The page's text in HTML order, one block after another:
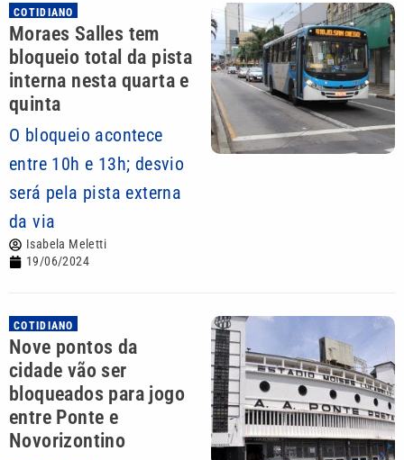
COTIDIANO
Moraes Salles tem
bloqueio total da pista
interna nesta quarta e
quinta
O bloqueio acontece
entre 10h e 13h; desvio
será pela pista externa
da via
Isabela Meletti
19/06/2024
COTIDIANO
Nove pontos da
cidade vão ser
bloqueados para jogo
entre Ponte e
Novorizontino